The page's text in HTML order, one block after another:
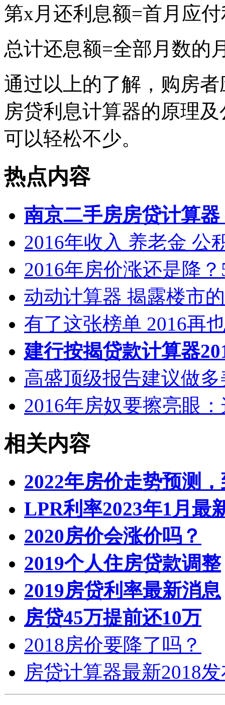
第x月还利息额=首月应
总计还息额=全部月数的
通过以上的了解，购房
房贷利息计算器的原理
可以轻松不少。
热点内容
南京二手房房贷计算
2016年收入 养老金 公
2016年房价涨还是降
动动计算器 揭露楼市
有了这张榜单 2016再
建行按揭贷款计算器
高盛顶级报告建议做
2016年房奴要擦亮眼
相关内容
2022年房价走势预测
LPR利率2023年1月最
2020房价会涨价吗？
2019个人住房贷款调整
2019房贷利率最新消息
房贷45万提前还10万
2018房价要降了吗？
房贷计算器最新2018